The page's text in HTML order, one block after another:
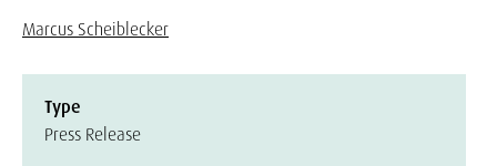
Marcus Scheiblecker
Type
Press Release